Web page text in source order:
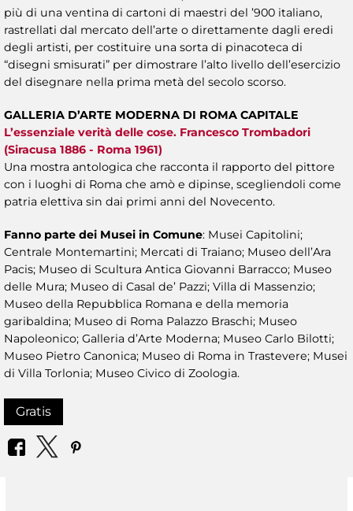
più di una ventina di cartoni di maestri del ’900 italiano,
rastrellati dal mercato dell’arte o direttamente dagli eredi
degli artisti, per costituire una sorta di pinacoteca di
“disegni smisurati” per dimostrare l’alto livello dell’esercizio
del disegnare nella prima metà del secolo scorso.
GALLERIA D’ARTE MODERNA DI ROMA CAPITALE
L’essenziale verità delle cose. Francesco Trombadori
(Siracusa 1886 - Roma 1961)
Una mostra antologica che racconta il rapporto del pittore
con i luoghi di Roma che amò e dipinse, scegliendoli come
patria elettiva sin dai primi anni del Novecento.
Fanno parte dei Musei in Comune: Musei Capitolini;
Centrale Montemartini; Mercati di Traiano; Museo dell’Ara
Pacis; Museo di Scultura Antica Giovanni Barracco; Museo
delle Mura; Museo di Casal de’ Pazzi; Villa di Massenzio;
Museo della Repubblica Romana e della memoria
garibaldina; Museo di Roma Palazzo Braschi; Museo
Napoleonico; Galleria d’Arte Moderna; Museo Carlo Bilotti;
Museo Pietro Canonica; Museo di Roma in Trastevere; Musei
di Villa Torlonia; Museo Civico di Zoologia.
Gratis